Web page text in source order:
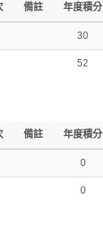
備註 年度積分
30
52
備註 年度積分
0
0